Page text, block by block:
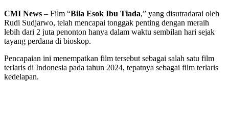
CMI News – Film “Bila Esok Ibu Tiada,” yang disutradarai oleh
Rudi Sudjarwo, telah mencapai tonggak penting dengan meraih
lebih dari 2 juta penonton hanya dalam waktu sembilan hari sejak
tayang perdana di bioskop.
Pencapaian ini menempatkan film tersebut sebagai salah satu film
terlaris di Indonesia pada tahun 2024, tepatnya sebagai film terlaris
kedelapan.